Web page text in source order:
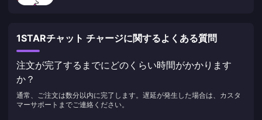
1STARチャット チャージに関するよくある質問
注文が完了するまでにどのくらい時間がかかります
か？
通常、ご注文は数分以内に完了します。遅延が発生した場合は、カスタ
マーサポートまでご連絡ください。